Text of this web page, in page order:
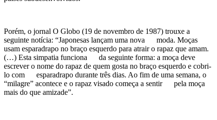
Porém, o jornal O Globo (19 de novembro de 1987) trouxe a
seguinte notícia: “Japonesas lançam uma nova moda. Moças
usam esparadrapo no braço esquerdo para atrair o rapaz que amam.
(…) Esta simpatia funciona da seguinte forma: a moça deve
escrever o nome do rapaz de quem gosta no braço esquerdo e cobri-
lo com esparadrapo durante três dias. Ao fim de uma semana, o
“milagre” acontece e o rapaz visado começa a sentir pela moça
mais do que amizade”.